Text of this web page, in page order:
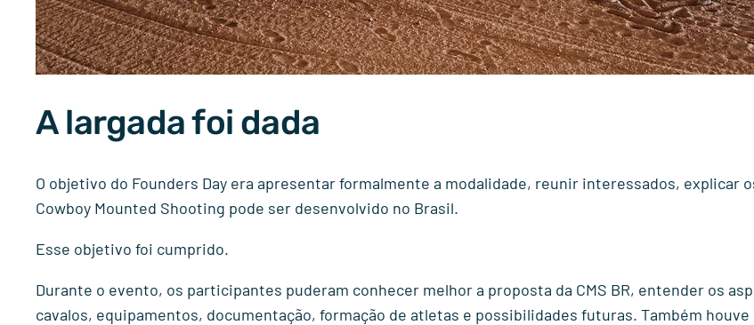
A largada foi dada
O objetivo do Founders Day era apresentar formalmente a modalidade, reunir interessados,
Cowboy Mounted Shooting pode ser desenvolvido no Brasil.
Esse objetivo foi cumprido.
Durante o evento, os participantes puderam conhecer melhor a proposta da CMS BR, entender os
cavalos, equipamentos, documentação, formação de atletas e possibilidades futuras. Também